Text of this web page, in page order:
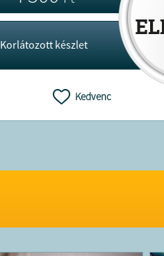
Korlátozott készlet
Kedvenc